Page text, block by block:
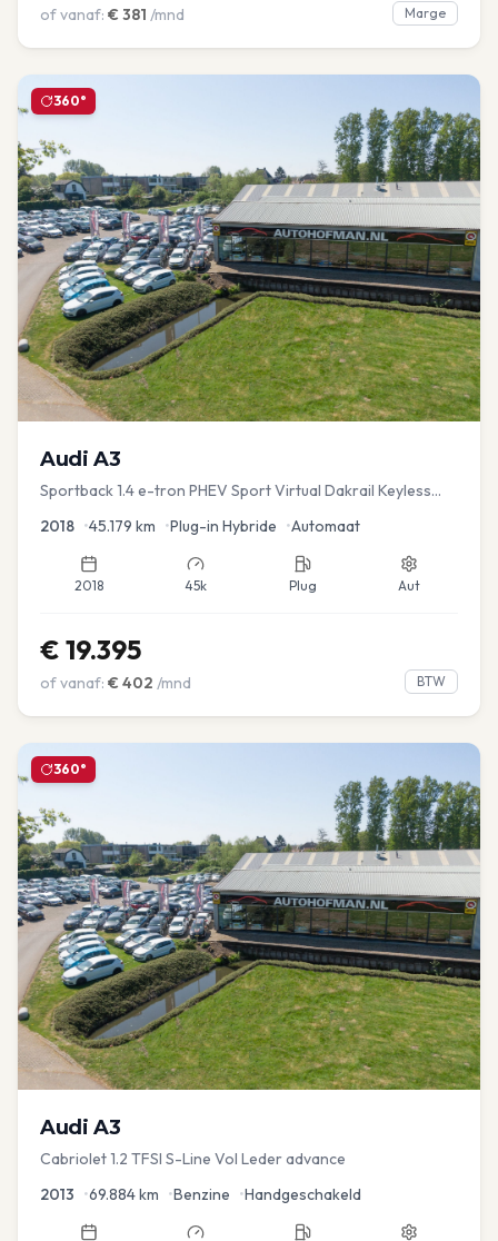
of vanaf: € 381 /mnd Marge
360°
Audi A3
Sportback 1.4 e-tron PHEV Sport Virtual Dakrail Keyless
2018 •45.179 km •Plug-in Hybride •Automaat
2018 45k Plug Aut
€ 19.395
of vanaf: € 402 /mnd BTW
360°
Audi A3
Cabriolet 1.2 TFSI S-Line Vol Leder advance
2013 •69.884km •Benzine •Handgeschakeld